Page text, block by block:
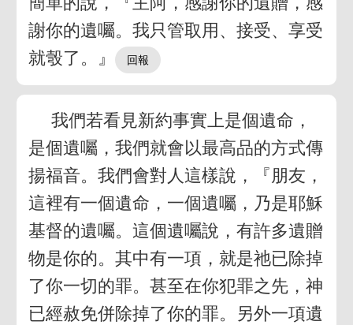
謝你的遺囑。我只管取用、接受、享受
就彀了。』
我們若看見新約事實上是個遺命，
是個遺囑，我們就會以最高品的方式傳
揚福音。我們會對人這樣說，『朋友，
這裡有一個遺命，一個遺囑，乃是耶穌
基督的遺囑。這個遺囑說，有許多遺贈
物是你的。其中有一項，就是祂已除掉
了你一切的罪。甚至在你犯罪之先，神
已經赦免併除掉了你的罪。另外一項遺